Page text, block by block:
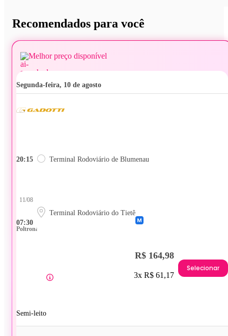
Recomendados para você
Melhor preço disponível
segunda-feira, 10 de agosto
20:15 Terminal Rodoviário de Blumenau
07:30
11/08
Terminal Rodoviário do Tietê
Poltrona
Semi-leito
R$ 164,98
3x R$ 61,17
Selecionar